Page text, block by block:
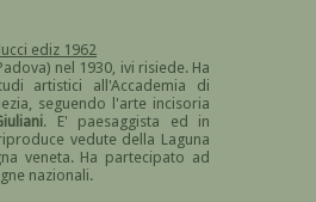
ediz 1962
nel 1930, ivi risiede. Ha
artistici all'Accademia di
seguendo l'arte incisoria
. E' paesaggista ed in
vedute della Laguna
veneta. Ha partecipato ad
nazionali.